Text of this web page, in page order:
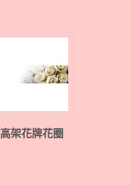
高架花牌花圈